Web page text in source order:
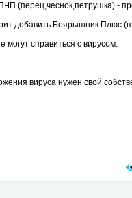
(перец,чеснок,петрушка) -
добавить Боярышник Плюс (в
справиться с вирусом.
вируса нужен свой